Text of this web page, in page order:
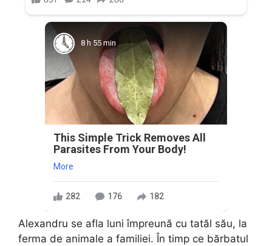
8 h 55 min
This Simple Trick Removes All
Parasites From Your Body!
More
282 176 182
Alexandru se afla luni împreună cu tatăl său, la
ferma de animale a familiei. În timp ce bărbatul